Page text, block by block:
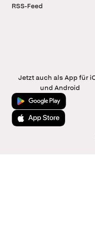
RSS-Feed
Jetzt auch als App für
und Android
Jetzt bei Google Play
Laden im App Store